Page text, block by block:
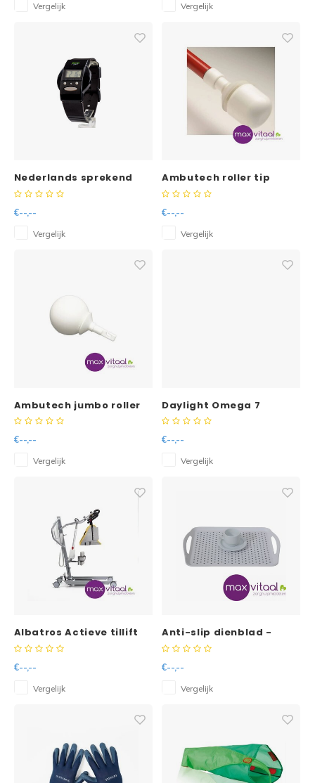
Vergelijk
Vergelijk
Nederlands sprekend
digitaal horloge 12/24
€--,--
Vergelijk
Ambutech roller tip
(hook-on)
€--,--
Vergelijk
Ambutech jumbo roller
ball (slip-on)
€--,--
Vergelijk
Daylight Omega 7
loeplamp
€--,--
Vergelijk
Albatros Actieve tillift
€--,--
Vergelijk
Anti-slip dienblad -
€--,--
Vergelijk